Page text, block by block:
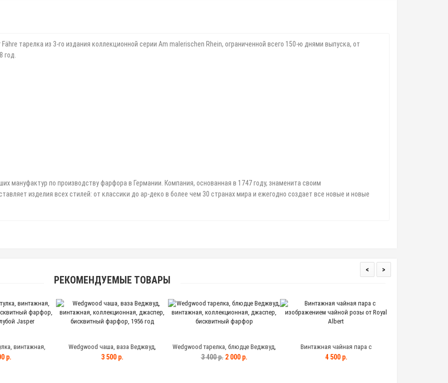
тарелка из 3-го издания коллекционной серии Am malerischen Rhein, ограниченной всего 150-ю днями выпуска, от
год.
мануфактур по производству фарфора в Германии. Компания, основанная в 1747 году, знаменита своим
изделия всех стилей: от классики до ар-деко в более чем 30 странах мира и ежегодно создает все новые и новые
РЕКОМЕНДУЕМЫЕ ТОВАРЫ
винтажная,
фарфор,
р.
Wedgwood чаша, ваза Веджвуд,
винтажная, коллекционная, джаспер,
3 500 р.
Wedgwood тарелка, блюдце Веджвуд,
винтажная, коллекционная, джаспер,
3 400 р.2 000 р.
Винтажная чайная пара с
изображением чайной розы от Royal
4 500 р.
< >